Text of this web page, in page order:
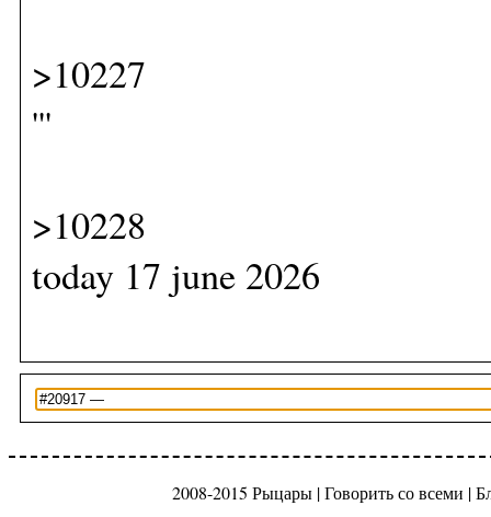
>10227
'''
>10228
today 17 june 2026
2008-2015 Рыцары |Говорить со всеми |